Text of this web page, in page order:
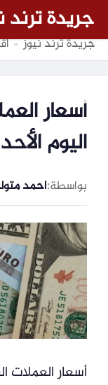
جريدة ترند
جريدة ترند نيوز »
أسعار
اليوم الأحد 31 مايو 2026
بواسطة:احمد